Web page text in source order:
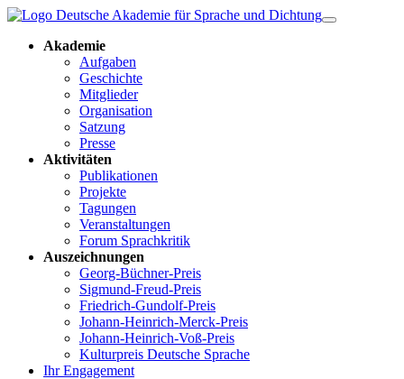
Akademie
Aufgaben
Geschichte
Mitglieder
Organisation
Satzung
Presse
Aktivitäten
Publikationen
Projekte
Tagungen
Veranstaltungen
Forum Sprachkritik
Auszeichnungen
Georg-Büchner-Preis
Sigmund-Freud-Preis
Friedrich-Gundolf-Preis
Johann-Heinrich-Merck-Preis
Johann-Heinrich-Voß-Preis
Kulturpreis Deutsche Sprache
Ihr Engagement